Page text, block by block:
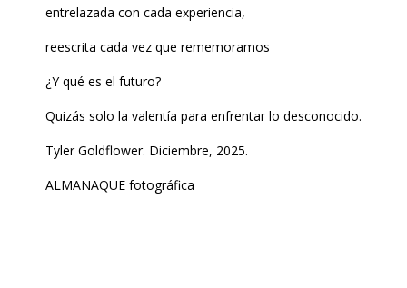
entrelazada con cada experiencia,
reescrita cada vez que rememoramos
¿Y qué es el futuro?
Quizás solo la valentía para enfrentar lo desconocido.
Tyler Goldflower. Diciembre, 2025.
ALMANAQUE fotográfica